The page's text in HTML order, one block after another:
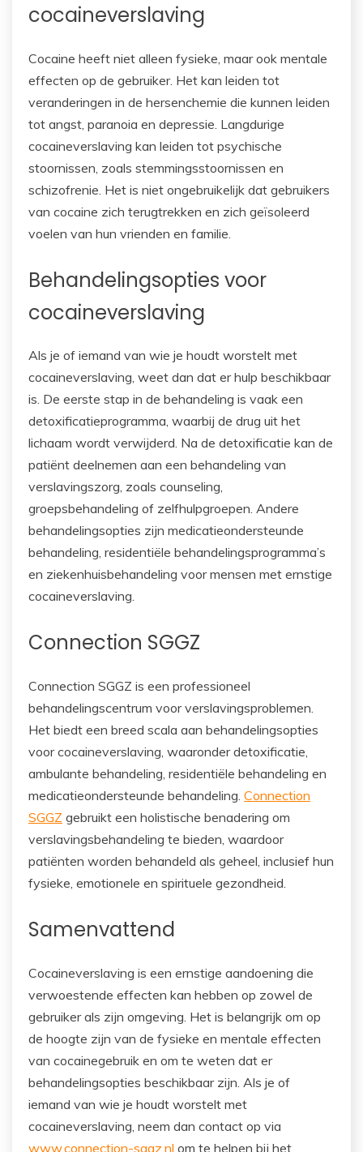
cocaineverslaving
Cocaine heeft niet alleen fysieke, maar ook mentale
effecten op de gebruiker. Het kan leiden tot
veranderingen in de hersenchemie die kunnen leiden
tot angst, paranoia en depressie. Langdurige
cocaineverslaving kan leiden tot psychische
stoornissen, zoals stemmingsstoornissen en
schizofrenie. Het is niet ongebruikelijk dat gebruikers
van cocaine zich terugtrekken en zich geïsoleerd
voelen van hun vrienden en familie.
Behandelingsopties voor
cocaineverslaving
Als je of iemand van wie je houdt worstelt met
cocaineverslaving, weet dan dat er hulp beschikbaar
is. De eerste stap in de behandeling is vaak een
detoxificatieprogramma, waarbij de drug uit het
lichaam wordt verwijderd. Na de detoxificatie kan de
patiënt deelnemen aan een behandeling van
verslavingszorg, zoals counseling,
groepsbehandeling of zelfhulpgroepen. Andere
behandelingsopties zijn medicatieondersteunde
behandeling, residentiële behandelingsprogramma’s
en ziekenhuisbehandeling voor mensen met ernstige
cocaineverslaving.
Connection SGGZ
Connection SGGZ is een professioneel
behandelingscentrum voor verslavingsproblemen.
Het biedt een breed scala aan behandelingsopties
voor cocaineverslaving, waaronder detoxificatie,
ambulante behandeling, residentiële behandeling en
medicatieondersteunde behandeling. Connection
SGGZ gebruikt een holistische benadering om
verslavingsbehandeling te bieden, waardoor
patiënten worden behandeld als geheel, inclusief hun
fysieke, emotionele en spirituele gezondheid.
Samenvattend
Cocaineverslaving is een ernstige aandoening die
verwoestende effecten kan hebben op zowel de
gebruiker als zijn omgeving. Het is belangrijk om op
de hoogte zijn van de fysieke en mentale effecten
van cocainegebruik en om te weten dat er
behandelingsopties beschikbaar zijn. Als je of
iemand van wie je houdt worstelt met
cocaineverslaving, neem dan contact op via
www.connection-sggz.nl om te helpen bij het